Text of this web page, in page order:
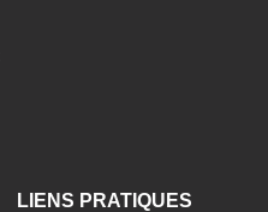
LIENS PRATIQUES